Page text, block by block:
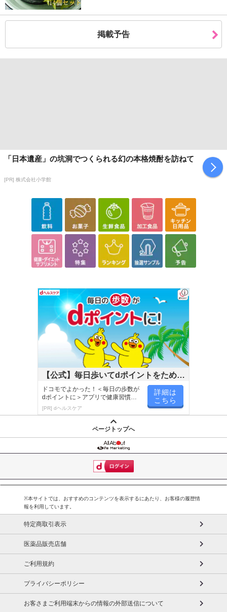
掲載予告
「日本遺産」の坑洞でつくられる幻の本格焼酎を訪ねて
[PR] 株式会社小学館
【公式】毎日歩いてdポイントをためよ
う！
ドコモでよかった！＜毎日の歩数が
dポイントに＞アプリで健康習慣が
楽しく続く！
[PR] dヘルスケア
詳細は
こちら
ページトップへ
※本サイトでは、おすすめのコンテンツを表示するにあたり、お客様の履歴情
報を利用しています。
特定商取引表示
医薬品販売店舗
ご利用規約
プライバシーポリシー
お客さまご利用端末からの情報の外部送信について